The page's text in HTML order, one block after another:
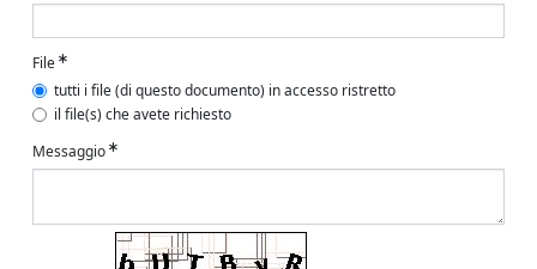
File
tutti i file (di questo documento) in accesso ristretto
il file(s) che avete richiesto
Messaggio